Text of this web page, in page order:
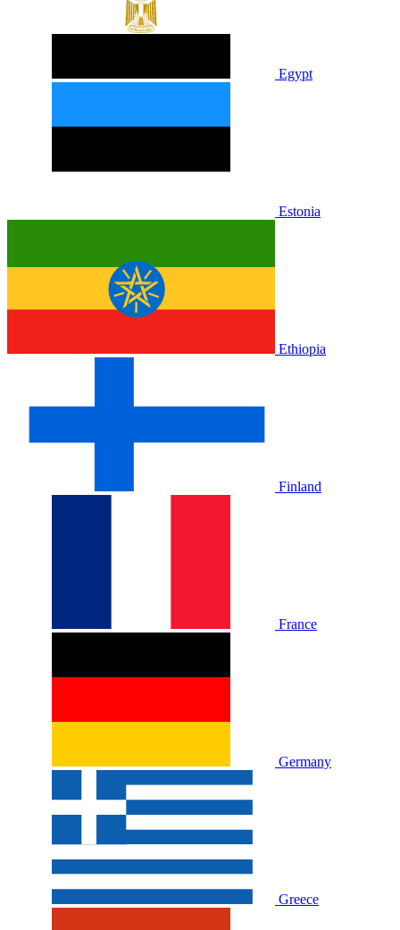
Egypt
Estonia
Ethiopia
Finland
France
Germany
Greece